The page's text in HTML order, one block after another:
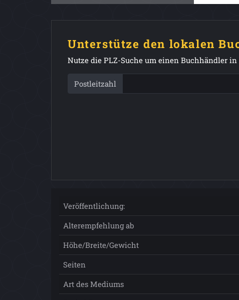
Unterstütze den lokalen
Nutze die PLZ-Suche um einen Buchhändler
Postleitzahl
Veröffentlichung:
Alterempfehlung ab
Höhe/Breite/Gewicht
Seiten
Art des Mediums